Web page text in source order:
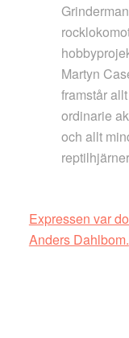
Martyn
framstår
ordinarie
och allt
Expressen var
Anders Dahlbom.